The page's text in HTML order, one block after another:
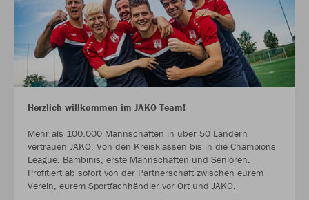
Herzlich willkommen im JAKO Team!
Mehr als 100.000 Mannschaften in über 50 Ländern
vertrauen JAKO. Von den Kreisklassen bis in die Champions
League. Bambinis, erste Mannschaften und Senioren.
Profitiert ab sofort von der Partnerschaft zwischen eurem
Verein, eurem Sportfachhändler vor Ort und JAKO.